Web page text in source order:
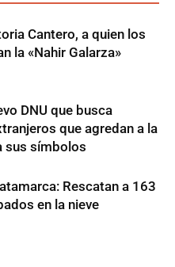
Cantero, a quien los
la «Nahir Galarza»
DNU que busca
que agredan a la
sus símbolos
Rescatan a 163
en la nieve